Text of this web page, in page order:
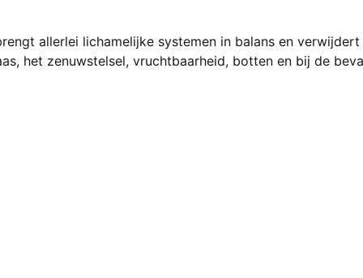
allerlei lichamelijke systemen in balans en
het zenuwstelsel, vruchtbaarheid, botten en bij de